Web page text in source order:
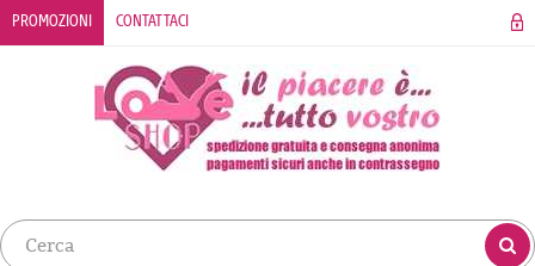
PROMOZIONI CONTATTACI